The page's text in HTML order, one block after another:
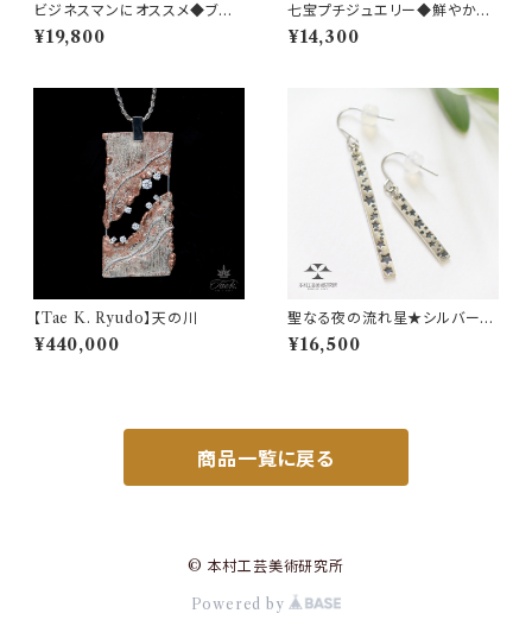
ビジネスマンにオススメ◆ブル
ー系ストライプネクタイピン
¥19,800
七宝プチジュエリー◆鮮やかな
ブルーとグリーン◇純銀七宝石
垣ネックレス
¥14,300
【Tae K. Ryudo】天の川
¥440,000
聖なる夜の流れ星★シルバース
トレートバーピアス・イヤリング
¥16,500
商品一覧に戻る
© 本村工芸美術研究所
Powered by